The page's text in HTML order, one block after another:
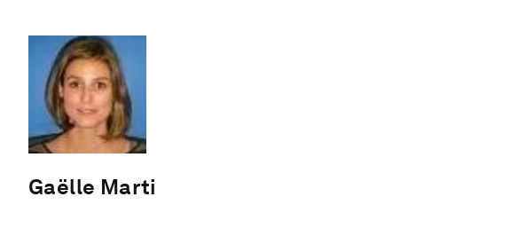
Gaëlle Marti